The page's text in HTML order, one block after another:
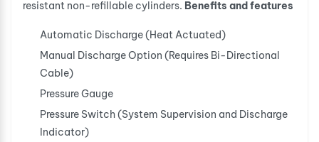
resistant non-refillable cylinders. Benefits and features
Automatic Discharge (Heat Actuated)
Manual Discharge Option (Requires Bi-Directional
Cable)
Pressure Gauge
Pressure Switch (System Supervision and Discharge
Indicator)